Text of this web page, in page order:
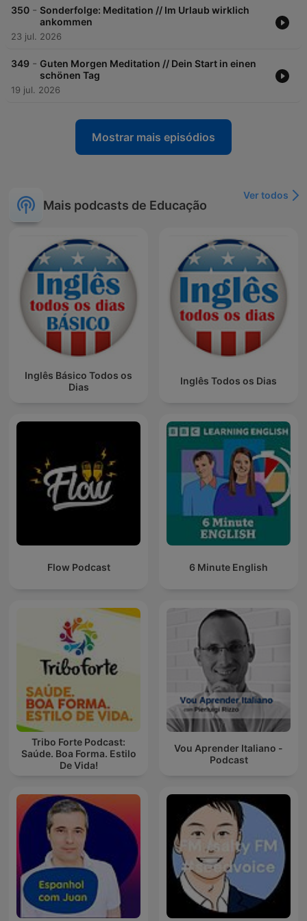
350 - Sonderfolge: Meditation // Im Urlaub wirklich
ankommen
23 jul. 2026
349 - Guten Morgen Meditation // Dein Start in einen
schönen Tag
19 jul. 2026
Mostrar mais episódios
Mais podcasts de Educação
Ver todos
Inglês Básico Todos os
Dias
Inglês Todos os Dias
Flow Podcast 6 Minute English
Tribo Forte Podcast:
Saúde. Boa Forma. Estilo
De Vida!
Vou Aprender Italiano -
Podcast